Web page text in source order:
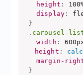
height :
display:
}
.carousel-
width :
height : calc
margin-
}